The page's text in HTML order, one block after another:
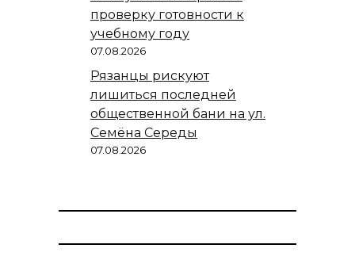
проверку готовности к
учебному году
07.08.2026
Рязанцы рискуют
лишиться последней
общественной бани на ул.
Семёна Середы
07.08.2026